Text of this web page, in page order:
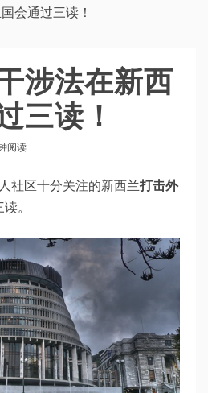
会通过三读！
涉法在新西
三读！
阅读
社区十分关注的新西兰打击外
。